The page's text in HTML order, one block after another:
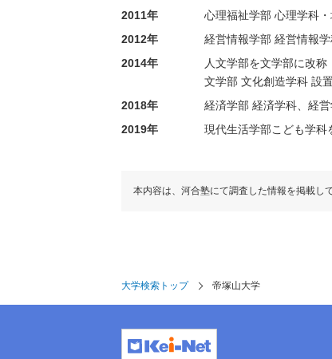
2011年
心理福祉学部 心理学科
2012年
経営情報学部 経営情報
2014年
人文学部を文学部に改称
文学部 文化創造学科 設
2018年
経済学部 経済学科、経
2019年
現代生活学部こども学科
本内容は、河合塾にて調査した情報を掲載し
大学検索トップ 帝塚山大学